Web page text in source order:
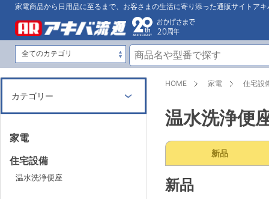
家電商品から日用品に至るまで、お客さまの生活に寄り添った通販サイトアキ
HOME 家電 住宅設
温水洗浄便
新品
新品
カテゴリー
家電
住宅設備
温水洗浄便座